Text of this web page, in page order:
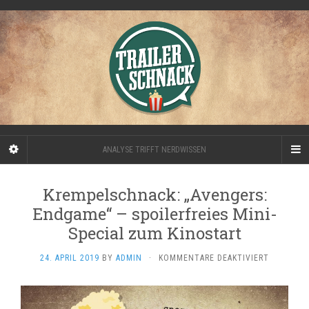
ANALYSE TRIFFT NERDWISSEN
Krempelschnack: „Avengers:
Endgame“ – spoilerfreies Mini-
Special zum Kinostart
24. APRIL 2019 BY ADMIN · KOMMENTARE DEAKTIVIERT